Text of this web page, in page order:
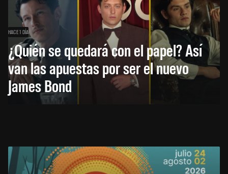
HACE 1 DÍA
¿Quién se quedará con el papel? Así
van las apuestas por ser el nuevo
James Bond